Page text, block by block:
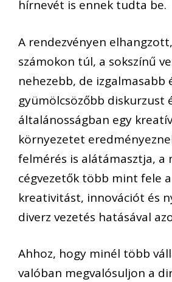
hírnevét is ennek tudta be.
A rendezvényen
számokon túl, a sokszínű
nehezebb, de izgalmasabb
gyümölcsözőbb diskurzust
általánosságban egy
környezetet
felmérés is alátámasztja, a
cégvezetők több mint fele
kreativitást, innovációt és
diverz vezetés hatásával
Ahhoz, hogy minél több
valóban megvalósuljon a